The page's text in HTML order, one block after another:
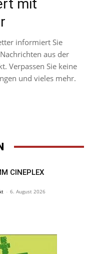
mit
informiert Sie
aus der
Verpassen Sie keine
und vieles mehr.
CINEPLEX
- 6. August 2026